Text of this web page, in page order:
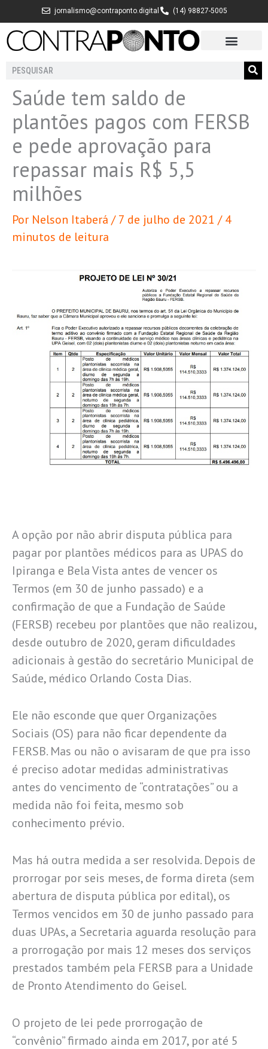
para
jornalismo@contraponto.digital (14) 98827-5005
Pesquisar
Saúde tem saldo de
plantões pagos com FERSB
e pede aprovação para
repassar mais R$ 5,5
milhões
Por Nelson Itaberá /7 de julho de 2021 /4
minutos de leitura
A opção por não abrir disputa pública para
pagar por plantões médicos para as UPAS do
Ipiranga e Bela Vista antes de vencer os
Termos (em 30 de junho passado) e a
confirmação de que a Fundação de Saúde
(FERSB) recebeu por plantões que não realizou,
desde outubro de 2020, geram dificuldades
adicionais à gestão do secretário Municipal de
Saúde, médico Orlando Costa Dias.
Ele não esconde que quer Organizações
Sociais (OS) para não ficar dependente da
FERSB. Mas ou não o avisaram de que pra isso
é preciso adotar medidas administrativas
antes do vencimento de “contratações” ou a
medida não foi feita, mesmo sob
conhecimento prévio.
Mas há outra medida a ser resolvida. Depois de
prorrogar por seis meses, de forma direta (sem
abertura de disputa pública por edital), os
Termos vencidos em 30 de junho passado para
duas UPAs, a Secretaria aguarda resolução para
a prorrogação por mais 12 meses dos serviços
prestados também pela FERSB para a Unidade
de Pronto Atendimento do Geisel.
O projeto de lei pede prorrogação de
“convênio” firmado ainda em 2017, por até 5